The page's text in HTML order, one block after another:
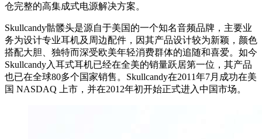
仓完整的高集成式电源解决方案。
Skullcandy骷髅头是源自于美国的一个知名音频品牌，主要业
务为设计专业耳机及周边配件，因其产品设计较为新颖，颜色
搭配大胆、独特而深受欧美年轻消费群体的追随和喜爱。如今
Skullcandy入耳式耳机已经在全美的销量跃居第一位，其产品
也已在全球80多个国家销售。Skullcandy在2011年7月成功在美
国 NASDAQ 上市，并在2012年初开始正式进入中国市场。